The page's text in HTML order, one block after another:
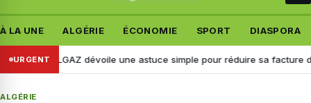
À LA UNE ALGÉRIE ÉCONOMIE SPORT DIASPORA
URGENT
SONELGAZ dévoile une astuce simple pour réduire sa facture
ALGÉRIE